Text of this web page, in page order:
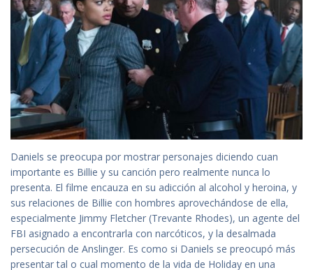
Daniels se preocupa por mostrar personajes diciendo cuan
importante es Billie y su canción pero realmente nunca lo
presenta. El filme encauza en su adicción al alcohol y heroina, y
sus relaciones de Billie con hombres aprovechándose de ella,
especialmente Jimmy Fletcher (Trevante Rhodes), un agente del
FBI asignado a encontrarla con narcóticos, y la desalmada
persecución de Anslinger. Es como si Daniels se preocupó más
presentar tal o cual momento de la vida de Holiday en una